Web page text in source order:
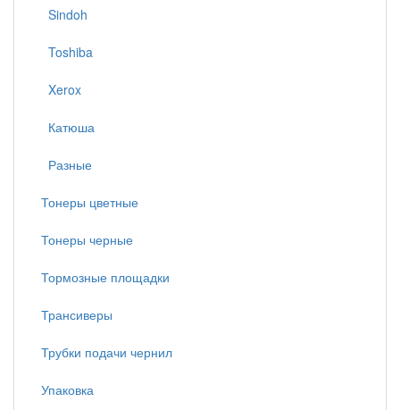
Sindoh
Toshiba
Xerox
Катюша
Разные
Тонеры цветные
Тонеры черные
Тормозные площадки
Трансиверы
Трубки подачи чернил
Упаковка